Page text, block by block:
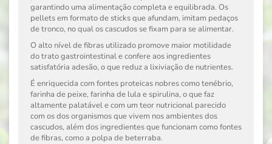
garantindo uma alimentação completa e equilibrada. Os
pellets em formato de sticks que afundam, imitam pedaços
de tronco, no qual os cascudos se fixam para se alimentar.
O alto ní­vel de fibras utilizado promove maior motilidade
do trato gastrointestinal e confere aos ingredientes
satisfatória adesão, o que reduz a lixiviação de nutrientes.
É enriquecida com fontes proteicas nobres como tenébrio,
farinha de peixe, farinha de lula e spirulina, o que faz
altamente palatável e com um teor nutricional parecido
com os dos organismos que vivem nos ambientes dos
cascudos, além dos ingredientes que funcionam como fontes
de fibras, como a polpa de beterraba.